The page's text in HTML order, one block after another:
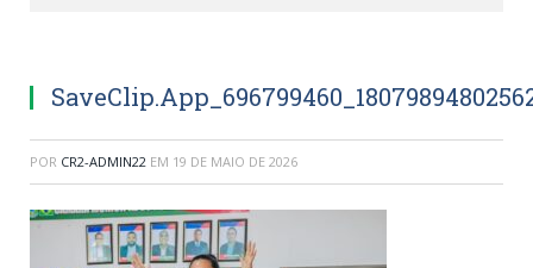
POR CR2-ADMIN22 EM 19 DE MAIO DE 2026